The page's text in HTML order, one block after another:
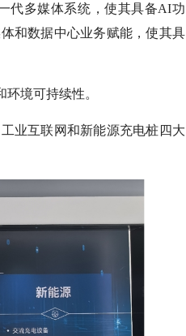
代多媒体系统，使其具备AI功
和数据中心业务赋能，使其具
境可持续性。
业互联网和新能源充电桩四大